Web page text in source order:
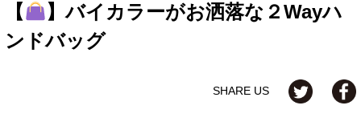
【
】バイカラーがお洒落な２Wayハ
ンドバッグ
SHARE US